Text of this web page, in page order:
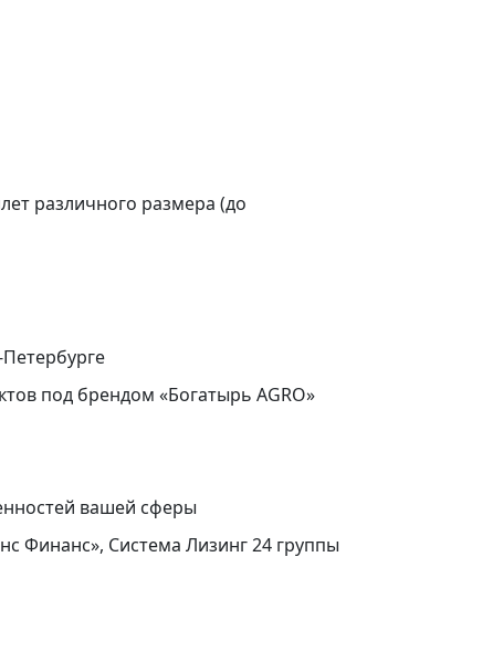
различного размера (до
под брендом «Богатырь AGRO»
вашей сферы
Финанс», Система Лизинг 24 группы